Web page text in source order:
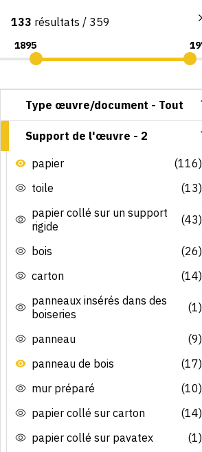
Consultation par image
133 résultats / 359
Type œuvre/document - Tout
Support de l'œuvre - 2
papier
(116)
toile
(13)
papier collé sur un support
rigide
(43)
bois
(26)
carton
(14)
panneaux insérés dans des
boiseries
(1)
panneau
(9)
panneau de bois
(17)
mur préparé
(10)
papier collé sur carton
(14)
papier collé sur pavatex
(1)